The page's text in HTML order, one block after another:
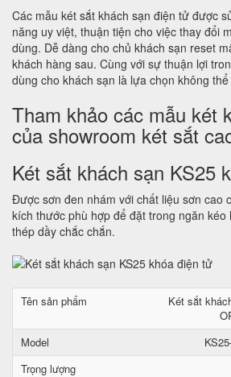
Các mẫu két sắt khách sạn điện tử được
năng uy việt, thuận tiện cho việc thay đổi
dùng. Dễ dàng cho chủ khách sạn reset
khách hàng sau. Cùng với sự thuận lợi
dùng cho khách sạn là lựa chọn không
Tham khảo các mẫu két
của showroom két sắt
Két sắt khách sạn KS25
Được sơn đen nhám với chất liệu sơn cao
kích thước phù hợp để đặt trong ngăn kéo
thép dầy chắc chắn.
Tên sản phẩm
Két sắt
Model
Trọng lượng